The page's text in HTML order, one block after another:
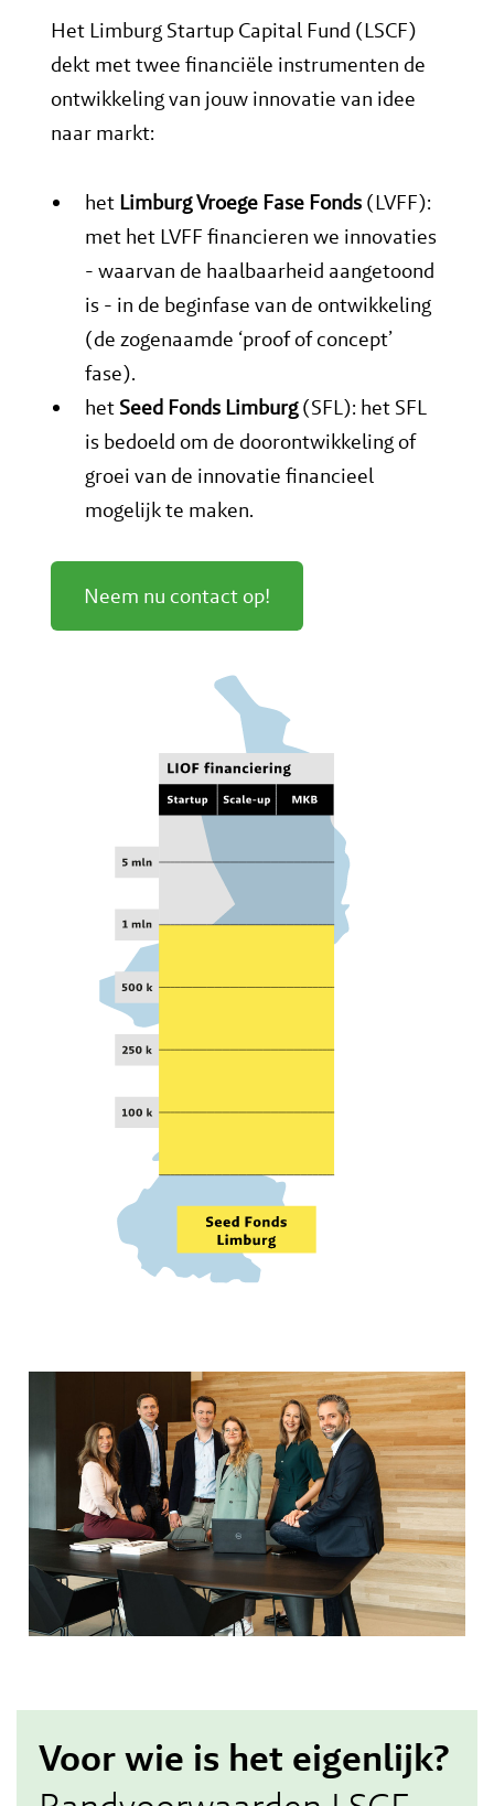
Het Limburg Startup Capital Fund (LSCF)
dekt met twee financiële instrumenten de
ontwikkeling van jouw innovatie van idee
naar markt:
het Limburg Vroege Fase Fonds (LVFF):
met het LVFF financieren we innovaties
- waarvan de haalbaarheid aangetoond
is - in de beginfase van de ontwikkeling
(de zogenaamde ‘proof of concept’
fase).
het Seed Fonds Limburg(SFL): het SFL
is bedoeld om de doorontwikkeling of
groei van de innovatie financieel
mogelijk te maken.
Neem nu contact op!
Voor wie is het eigenlijk?